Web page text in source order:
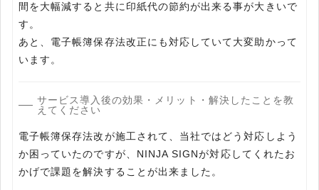
間を大幅減すると共に印紙代の節約が出来る事が大きいで
す。
あと、電子帳簿保存法改正にも対応していて大変助かって
サービス導入後の効果・メリット・解決したことを教
えてください
電子帳簿保存法改が施工されて、当社ではどう対応しよう
か困っていたのですが、NINJA SIGNが対応してくれたお
かげで課題を解決することが出来ました。